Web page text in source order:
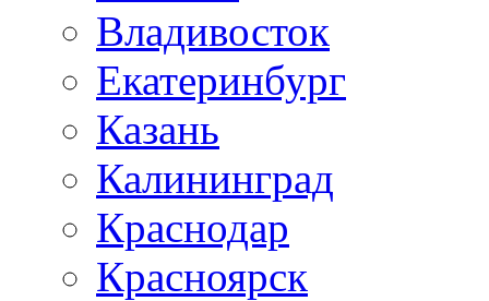
Владивосток
Екатеринбург
Казань
Калининград
Краснодар
Красноярск